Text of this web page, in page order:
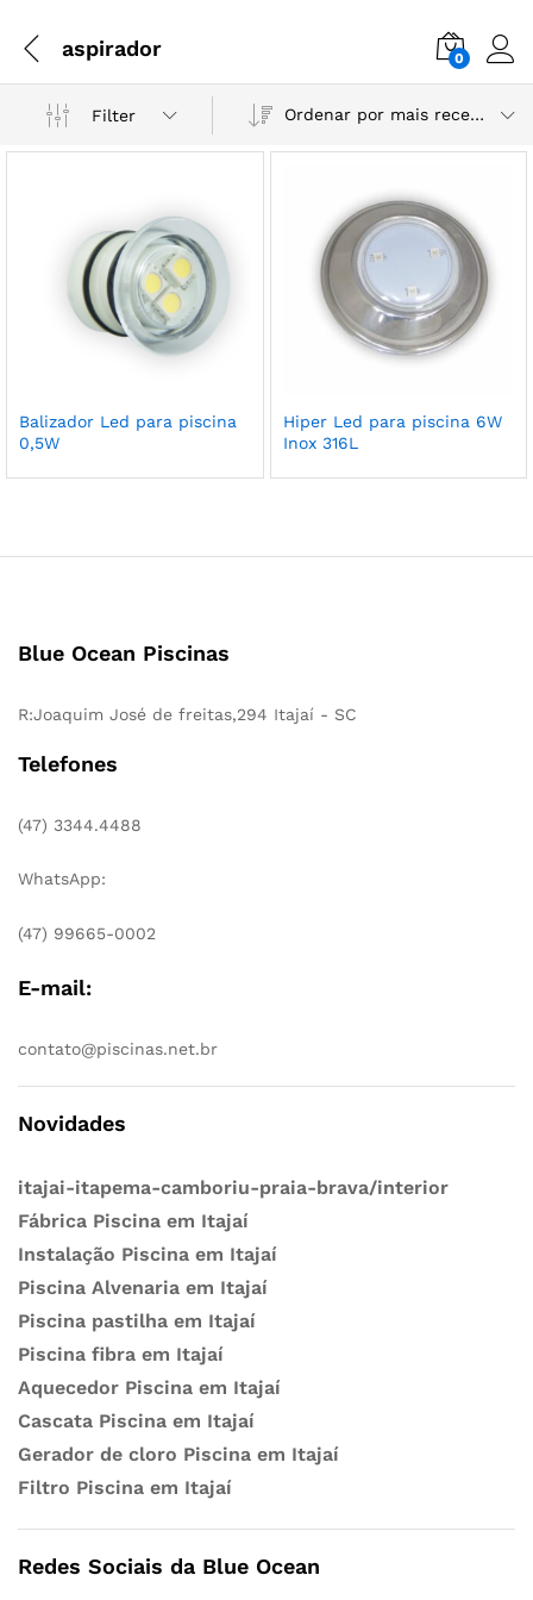
aspirador 0
Filter Ordenar por mais recente
Balizador Led para piscina
0,5W
Hiper Led para piscina 6W
Inox 316L
Blue Ocean Piscinas
R:Joaquim José de freitas,294 Itajaí - SC
Telefones
(47) 3344.4488
WhatsApp:
(47) 99665-0002
E-mail:
contato@piscinas.net.br
Novidades
itajai-itapema-camboriu-praia-brava/interior
Fábrica Piscina em Itajaí
Instalação Piscina em Itajaí
Piscina Alvenaria em Itajaí
Piscina pastilha em Itajaí
Piscina fibra em Itajaí
Aquecedor Piscina em Itajaí
Cascata Piscina em Itajaí
Gerador de cloro Piscina em Itajaí
Filtro Piscina em Itajaí
Redes Sociais da Blue Ocean